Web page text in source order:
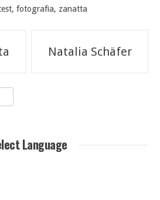
, fotografia, zanatta
Natalia Schäfer
Language